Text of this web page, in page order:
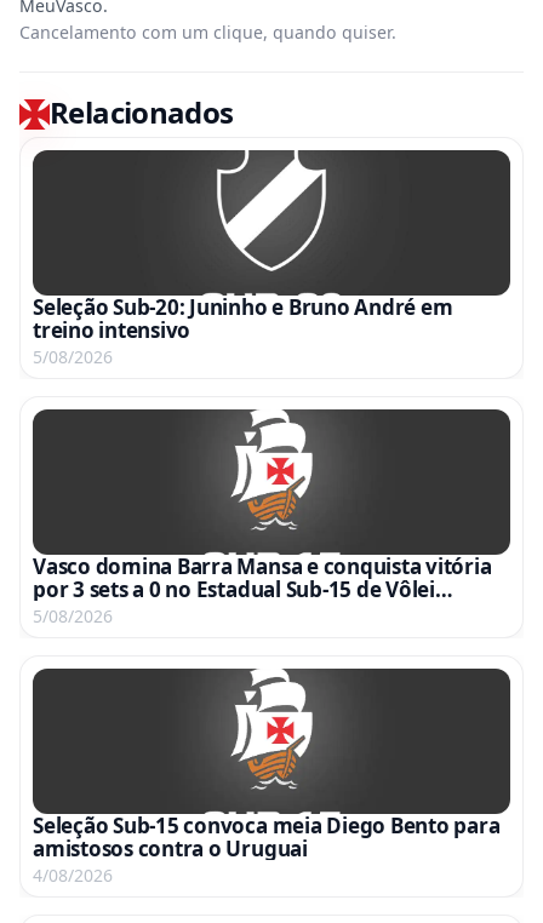
Cancelamento com um clique, quando quiser.
Relacionados
Seleção Sub-20: Juninho e Bruno André em
treino intensivo
5/08/2026
Vasco domina Barra Mansa e conquista vitória
por 3 sets a 0 no Estadual Sub-15 de Vôlei
Feminino
5/08/2026
Seleção Sub-15 convoca meia Diego Bento para
amistosos contra o Uruguai
4/08/2026